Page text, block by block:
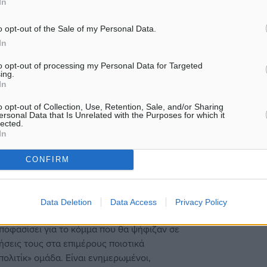
opt-out of the Sale of my Personal Data.
opt-out of processing my Personal Data for Targeted
opt-out of Collection, Use, Retention, Sale, and/or Sharing
Data that Is Unrelated with the Purposes for which it
CONFIRM
Data Deletion Data Access Privacy Policy
εξαντλήσει τις αντοχές της ελληνικής
επιστροφή της χώρας σε σταθερή
δαπανών και αύξησης φόρων/εισφορών,
μείγματος μέτρων, καθώς σε
αναμέτρηση
επόμενη εθνική εκλογική αναμέτρηση. Η
αποτελείται από ψηφοφόρους με
και ανέργους. Στην έρευνα που
περιφέρειες της χώρας, περίπου 1.800
για το κόμμα που θα ψήφιζαν σε
τους στα επιμέρους ποιοτικά
ομάδα. Είναι ενημερωμένοι,